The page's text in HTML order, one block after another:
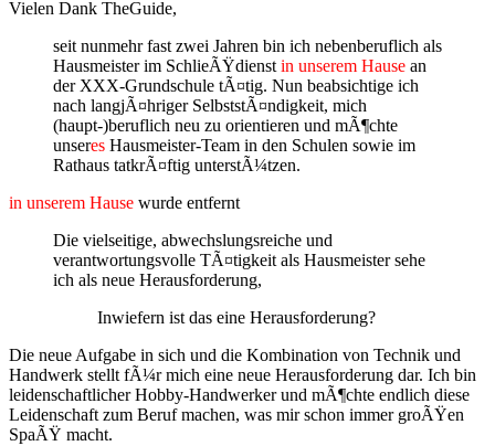
Vielen Dank TheGuide,
seit nunmehr fast zwei Jahren bin ich nebenberuflich als
Hausmeister im SchlieÃŸdienst in unserem Hause an
der XXX-Grundschule tÃ¤tig. Nun beabsichtige ich
nach langjÃ¤hriger SelbststÃ¤ndigkeit, mich
(haupt-)beruflich neu zu orientieren und mÃ¶chte
unseres Hausmeister-Team in den Schulen sowie im
Rathaus tatkrÃ¤ftig unterstÃ¼tzen.
in unserem Hause wurde entfernt
Die vielseitige, abwechslungsreiche und
verantwortungsvolle TÃ¤tigkeit als Hausmeister sehe
ich als neue Herausforderung,
Inwiefern ist das eine Herausforderung?
Die neue Aufgabe in sich und die Kombination von Technik und
Handwerk stellt fÃ¼r mich eine neue Herausforderung dar. Ich bin
leidenschaftlicher Hobby-Handwerker und mÃ¶chte endlich diese
Leidenschaft zum Beruf machen, was mir schon immer groÃŸen
SpaÃŸ macht.